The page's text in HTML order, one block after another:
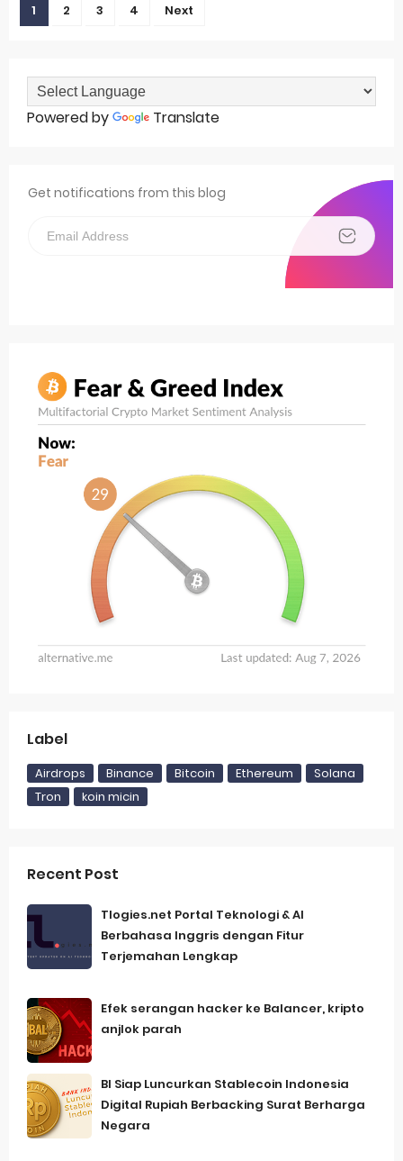
1 2 3 4 Next
Powered by Translate
Get notifications from this blog
Label
Airdrops Binance Bitcoin Ethereum
Solana
Tron
koin micin
Recent Post
Tlogies.net Portal Teknologi & AI
Berbahasa Inggris dengan Fitur
Terjemahan Lengkap
Efek serangan hacker ke Balancer, kripto
anjlok parah
BI Siap Luncurkan Stablecoin Indonesia
Digital Rupiah Berbacking Surat Berharga
Negara